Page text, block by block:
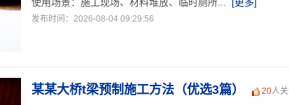
发布时间：2026-08-04 09:29:56
某某大桥t梁预制施工方法（优选3篇） 20人